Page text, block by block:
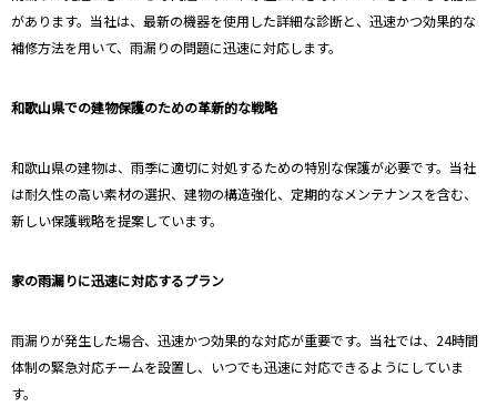
があります。当社は、最新の機器を使用した詳細な診断と、迅速かつ効果的な
補修方法を用いて、雨漏りの問題に迅速に対応します。
和歌山県での建物保護のための革新的な戦略
和歌山県の建物は、雨季に適切に対処するための特別な保護が必要です。当社
は耐久性の高い素材の選択、建物の構造強化、定期的なメンテナンスを含む、
新しい保護戦略を提案しています。
家の雨漏りに迅速に対応するプラン
雨漏りが発生した場合、迅速かつ効果的な対応が重要です。当社では、24時間
体制の緊急対応チームを設置し、いつでも迅速に対応できるようにしていま
す。